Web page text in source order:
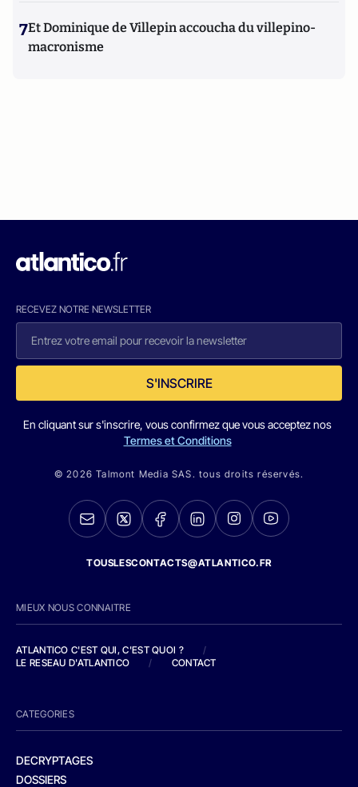
7Et Dominique de Villepin accoucha du villepino-
macronisme
RECEVEZ NOTRE NEWSLETTER
S'INSCRIRE
En cliquant sur s'inscrire, vous confirmez que vous acceptez nos
Termes et Conditions
© 2026 Talmont Media SAS. tous droits réservés.
TOUSLESCONTACTS@ATLANTICO.FR
MIEUX NOUS CONNAITRE
ATLANTICO C'EST QUI, C'EST QUOI ?
/
LE RESEAU D'ATLANTICO
/ CONTACT
CATEGORIES
DECRYPTAGES
DOSSIERS